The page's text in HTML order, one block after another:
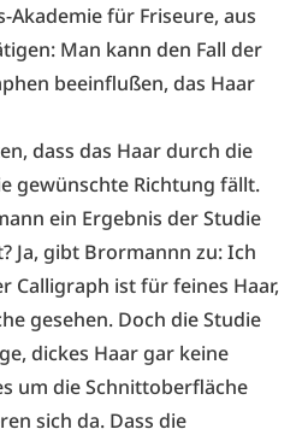
für Friseure, aus
Man kann den Fall der
beeinflußen, das Haar
dass das Haar durch die
gewünschte Richtung fällt.
ein Ergebnis der Studie
Ja, gibt Brormannn zu: Ich
Calligraph ist für feines Haar,
gesehen. Doch die Studie
dickes Haar gar keine
um die Schnittoberfläche
sich da. Dass die